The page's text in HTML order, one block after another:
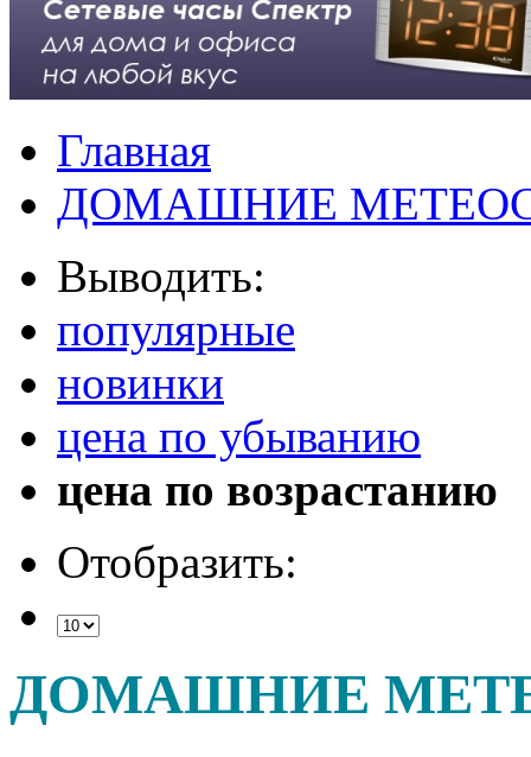
Главная
ДОМАШНИЕ
Выводить:
популярные
новинки
цена по убыванию
цена по возрастанию
Отобразить:
ДОМАШНИЕ